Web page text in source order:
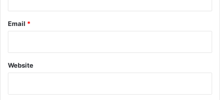
Email *
Website